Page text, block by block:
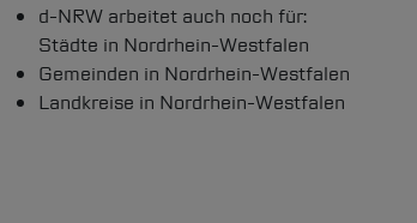
d-NRW arbeitet auch noch für:
Städte in Nordrhein-Westfalen
Gemeinden in Nordrhein-Westfalen
Landkreise in Nordrhein-Westfalen